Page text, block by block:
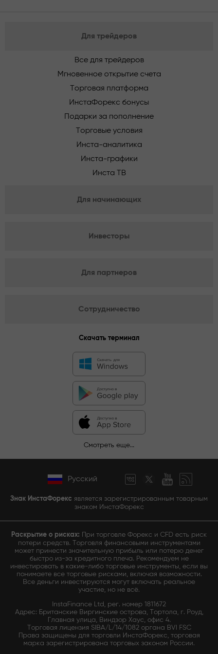
Для трейдеров
Все для трейдеров
Мгновенное открытие счета
Торговая платформа
ИнстаФорекс бонусы
Подарки за пополнение
Торговые условия
Инста-аналитика
Инста-графики
Инста ТВ
Для начинающих
Инвесторы
Для партнеров
Сотрудничество
Скачать терминал
Смотреть еще...
Русский
Знак ИнстаФорекс является зарегистрированным товарным
знаком ИнстаФорекс
Раскрытие о рисках: При торговле Форекс и CFD есть риск
потери средств. Торговля финансовыми инструментами
может принести значительную прибыль или потерю денег
быстро из-за кредитного плеча. Рекомендуем не
инвестировать в какие-либо торговые инструменты, если вы
понимаете все торговые рисками, включая возможности.
Все деньги инвестируются могут включать реальное
участие, но не всё.
InstaFinance Ltd, рег. номер 1811672
Адрес: Британские Виргинские острова, Тортола, г. Роуд,
Главная улица, Виндзор Хаус, офис 4.
Торговая лицензия SIBA/L/14/1082 органа BVI FSC
Права защищены для торговли ИнстаФорекс, торговая
марка зарегистрирована торговых законом России.